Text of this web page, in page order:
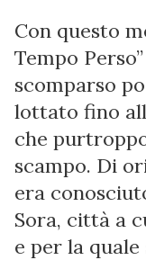
Con questo
Tempo
scomparso
lottato fino
che
scampo. Di
era
Sora, città a
e per la quale